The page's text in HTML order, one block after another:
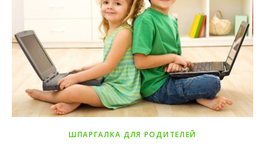
ШПАРГАЛКА ДЛЯ РОДИТЕЛЕЙ